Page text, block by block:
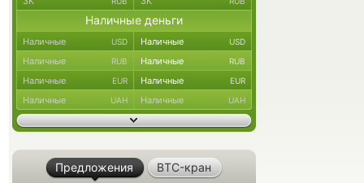
Наличные деньги
Наличные USD Наличные USD
Наличные RUB Наличные RUB
Наличные EUR Наличные EUR
Наличные UAH Наличные UAH
Предложения BTC-кран